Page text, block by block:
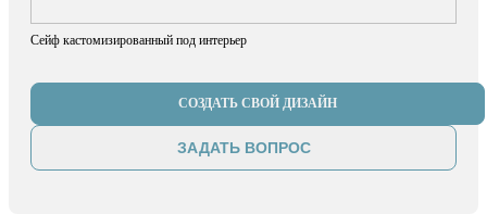
Сейф кастомизированный под интерьер
СОЗДАТЬ СВОЙ ДИЗАЙН
ЗАДАТЬ ВОПРОС